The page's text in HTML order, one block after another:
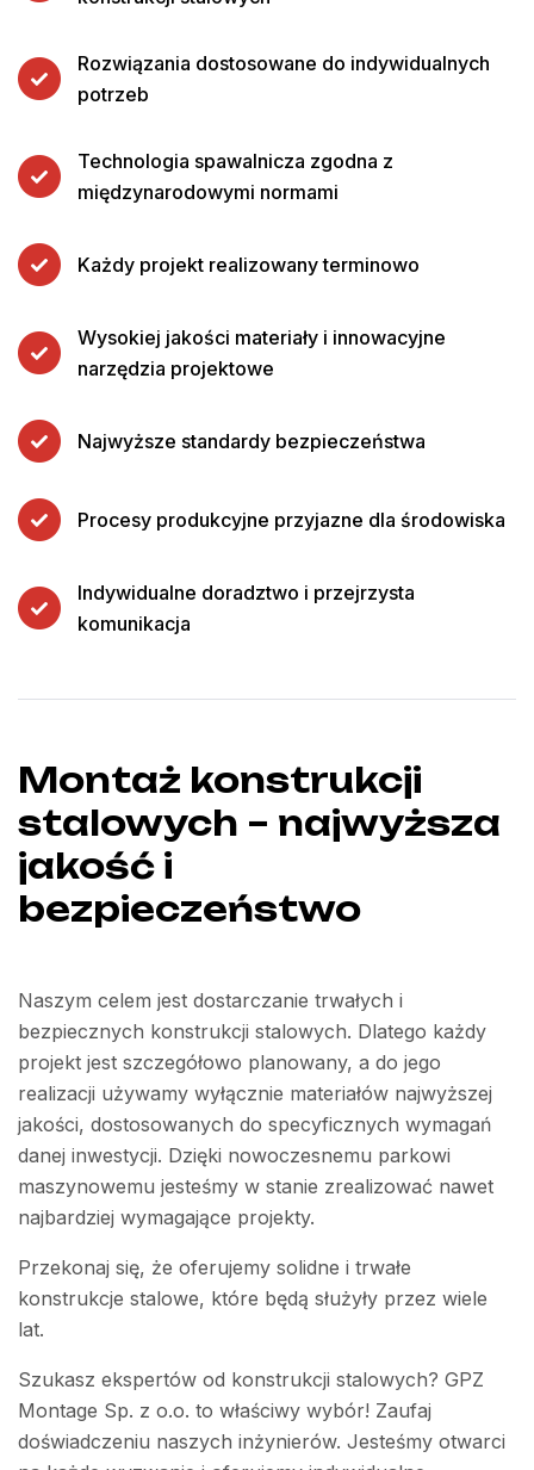
Rozwiązania dostosowane do indywidualnych
potrzeb
Technologia spawalnicza zgodna z
międzynarodowymi normami
Każdy projekt realizowany terminowo
Wysokiej jakości materiały i innowacyjne
narzędzia projektowe
Najwyższe standardy bezpieczeństwa
Procesy produkcyjne przyjazne dla środowiska
Indywidualne doradztwo i przejrzysta
komunikacja
Montaż konstrukcji
stalowych – najwyższa
jakość i
bezpieczeństwo
Naszym celem jest dostarczanie trwałych i
bezpiecznych konstrukcji stalowych. Dlatego każdy
projekt jest szczegółowo planowany, a do jego
realizacji używamy wyłącznie materiałów najwyższej
jakości, dostosowanych do specyficznych wymagań
danej inwestycji. Dzięki nowoczesnemu parkowi
maszynowemu jesteśmy w stanie zrealizować nawet
najbardziej wymagające projekty.
Przekonaj się, że oferujemy solidne i trwałe
konstrukcje stalowe, które będą służyły przez wiele
lat.
Szukasz ekspertów od konstrukcji stalowych? GPZ
Montage Sp. z o.o. to właściwy wybór! Zaufaj
doświadczeniu naszych inżynierów. Jesteśmy otwarci